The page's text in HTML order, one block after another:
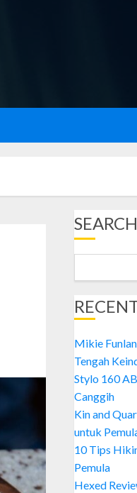
SEARCH
Mikie
Tengah
Stylo 160
Canggih
Kin and
untuk
10 Tips
Pemula
Hexed